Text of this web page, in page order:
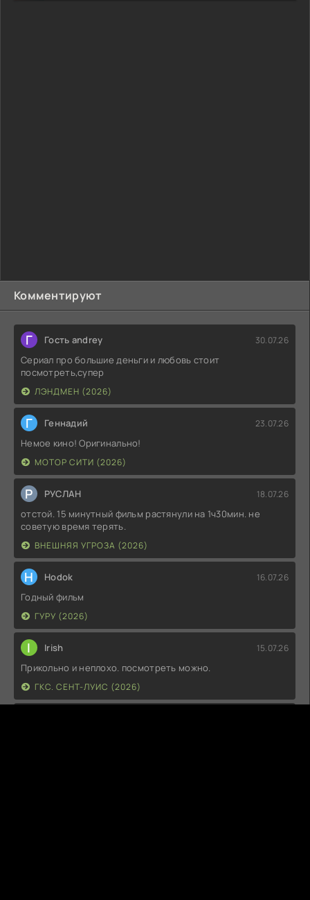
Комментируют
Г Гость andrey 30.07.26
Сериал про большие деньги и любовь стоит
посмотреть,супер
ЛЭНДМЕН (2026)
Г Геннадий 23.07.26
Немое кино! Оригинально!
МОТОР СИТИ (2026)
Р РУСЛАН 18.07.26
отстой. 15 минутный фильм растянули на 1ч30мин. не
советую время терять.
ВНЕШНЯЯ УГРОЗА (2026)
H Hodok 16.07.26
Годный фильм
ГУРУ (2026)
I Irish 15.07.26
Прикольно и неплохо. посмотреть можно.
ГКС. СЕНТ-ЛУИС (2026)